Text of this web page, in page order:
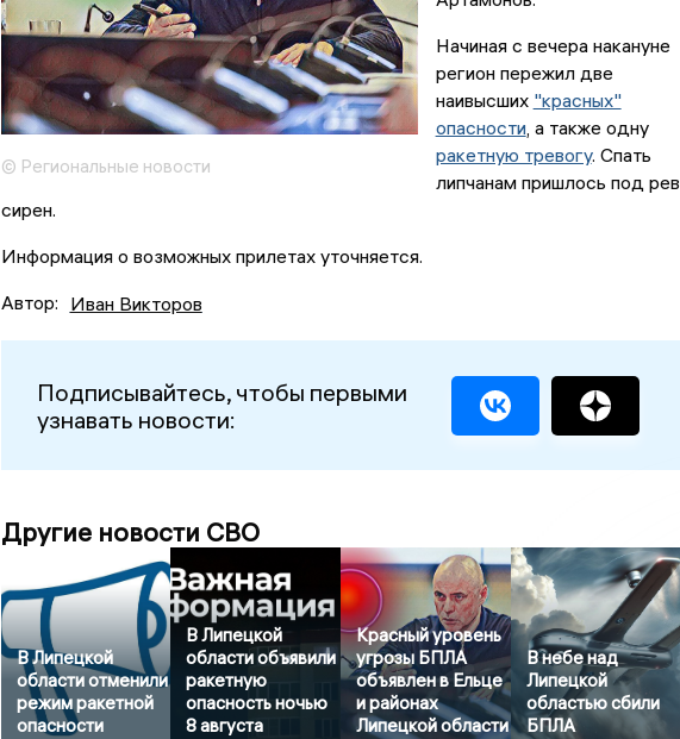
© Региональные новости
Начиная с вечера накануне
регион пережил две
наивысших "красных"
опасности, а также одну
ракетную тревогу. Спать
липчанам пришлось под рев
сирен.
Информация о возможных прилетах уточняется.
Автор: Иван Викторов
Подписывайтесь, чтобы первыми
узнавать новости:
Другие новости СВО
В Липецкой
области отменили
режим ракетной
опасности
В Липецкой
области объявили
ракетную
опасность ночью
8 августа
Красный уровень
угрозы БПЛА
объявлен в Ельце
и районах
Липецкой области
В небе над
Липецкой
областью сбили
БПЛА